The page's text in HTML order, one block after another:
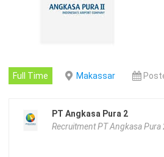
Full Time Makassar
PT Angkasa Pura 2
Recruitment PT Angkasa Pura